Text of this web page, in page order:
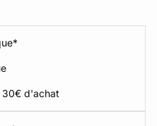
30€ d'achat